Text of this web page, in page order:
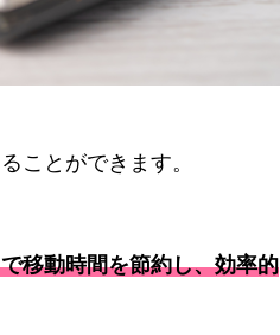
ことができます。
移動時間を節約し、効率的